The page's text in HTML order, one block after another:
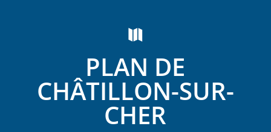

PLAN DE
CHÂTILLON-SUR-
CHER